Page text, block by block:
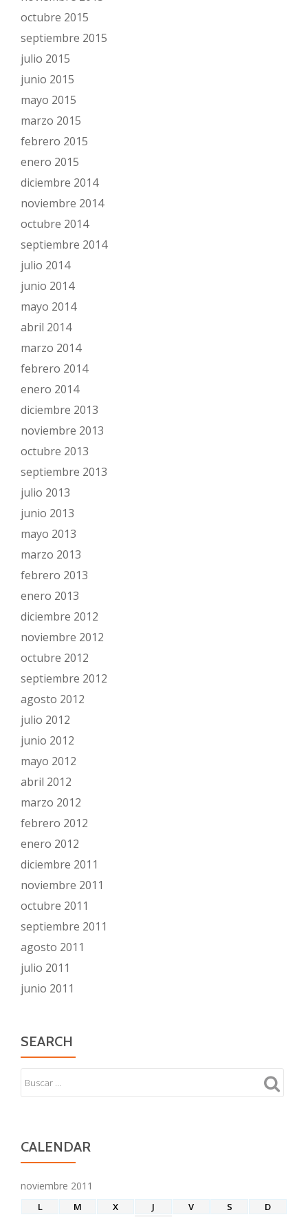
octubre 2015
septiembre 2015
julio 2015
junio 2015
mayo 2015
marzo 2015
febrero 2015
enero 2015
diciembre 2014
noviembre 2014
octubre 2014
septiembre 2014
julio 2014
junio 2014
mayo 2014
abril 2014
marzo 2014
febrero 2014
enero 2014
diciembre 2013
noviembre 2013
octubre 2013
septiembre 2013
julio 2013
junio 2013
mayo 2013
marzo 2013
febrero 2013
enero 2013
diciembre 2012
noviembre 2012
octubre 2012
septiembre 2012
agosto 2012
julio 2012
junio 2012
mayo 2012
abril 2012
marzo 2012
febrero 2012
enero 2012
diciembre 2011
noviembre 2011
octubre 2011
septiembre 2011
agosto 2011
julio 2011
junio 2011
SEARCH
CALENDAR
noviembre 2011
L M X J V S
D